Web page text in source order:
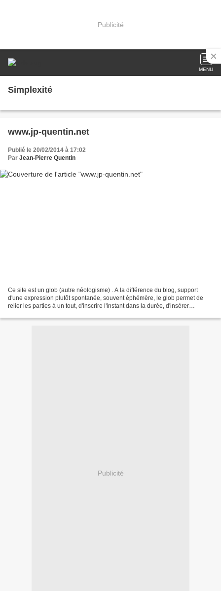
Publicité
MENU
Simplexité
www.jp-quentin.net
Publié le 20/02/2014 à 17:02
Par Jean-Pierre Quentin
Ce site est un glob (autre néologisme) . A la différence du blog, support
d'une expression plutôt spontanée, souvent éphémère, le glob permet de
relier les parties à un tout, d'inscrire l'instant dans la durée, d'insérer
Publicité